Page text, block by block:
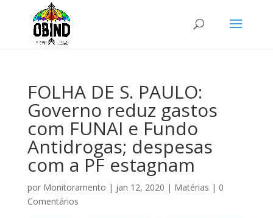
FOLHA DE S. PAULO:
Governo reduz gastos
com FUNAI e Fundo
Antidrogas; despesas
com a PF estagnam
por Monitoramento | jan 12, 2020 | Matérias | 0
Comentários